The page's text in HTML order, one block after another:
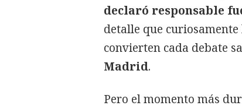
declaró responsable
detalle que
convierten cada debate
Madrid.
Pero el momento más